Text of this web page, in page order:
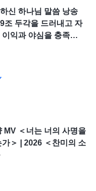
이익을 팔아넘기며, 하
집의 이익을 대가로 개
명예를 얻는다(8)＞ (제
신 하나님 말씀 낭송
조 두각을 드러내고 자
이익과 야심을 충족하
이익을 팔아넘기며, 하
MV ＜너는 너의 사명을
가＞ | 2026 ＜찬미의 소